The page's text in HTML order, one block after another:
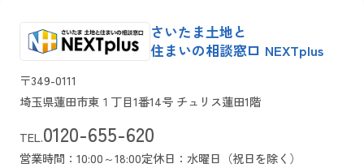
さいたま土地と
住まいの相談窓口 NEXTplus
〒349-0111
埼玉県蓮田市東１丁目1番14号 チュリス蓮田1階
TEL.0120-655-620
営業時間：10:00～18:00定休日：水曜日（祝日を除く）